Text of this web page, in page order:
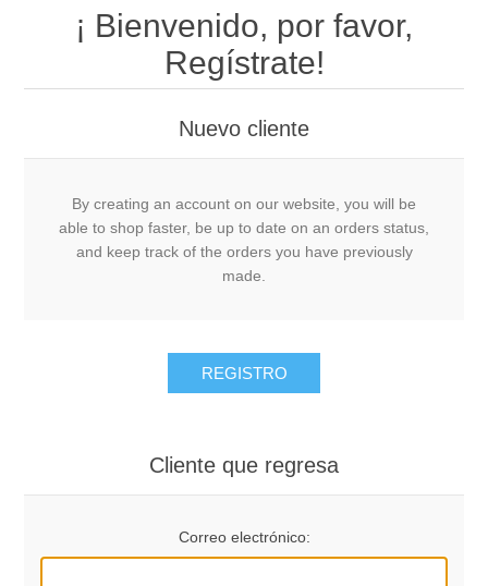
¡ Bienvenido, por favor,
Regístrate!
Nuevo cliente
By creating an account on our website, you will be
able to shop faster, be up to date on an orders status,
and keep track of the orders you have previously
made.
REGISTRO
Cliente que regresa
Correo electrónico: